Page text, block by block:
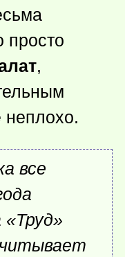
просто
,
неплохо.
все
«Труд»